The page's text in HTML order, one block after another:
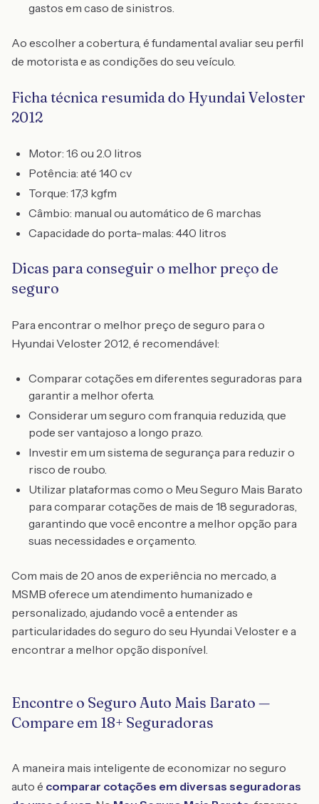
gastos em caso de sinistros.
Ao escolher a cobertura, é fundamental avaliar seu perfil
de motorista e as condições do seu veículo.
Ficha técnica resumida do Hyundai Veloster
2012
Motor: 1.6 ou 2.0 litros
Potência: até 140 cv
Torque: 17,3 kgfm
Câmbio: manual ou automático de 6 marchas
Capacidade do porta-malas: 440 litros
Dicas para conseguir o melhor preço de
seguro
Para encontrar o melhor preço de seguro para o
Hyundai Veloster 2012, é recomendável:
Comparar cotações em diferentes seguradoras para
garantir a melhor oferta.
Considerar um seguro com franquia reduzida, que
pode ser vantajoso a longo prazo.
Investir em um sistema de segurança para reduzir o
risco de roubo.
Utilizar plataformas como o Meu Seguro Mais Barato
para comparar cotações de mais de 18 seguradoras,
garantindo que você encontre a melhor opção para
suas necessidades e orçamento.
Com mais de 20 anos de experiência no mercado, a
MSMB oferece um atendimento humanizado e
personalizado, ajudando você a entender as
particularidades do seguro do seu Hyundai Veloster e a
encontrar a melhor opção disponível.
Encontre o Seguro Auto Mais Barato —
Compare em 18+ Seguradoras
A maneira mais inteligente de economizar no seguro
auto é comparar cotações em diversas seguradoras